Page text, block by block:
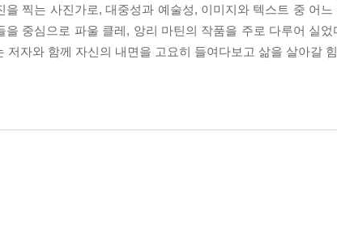
찍는 사진가로, 대중성과 예술성, 이미지와 텍스트 중 어
중심으로 파울 클레, 앙리 마틴의 작품을 주로 다루어 실
자와 함께 자신의 내면을 고요히 들여다보고 삶을 살아갈